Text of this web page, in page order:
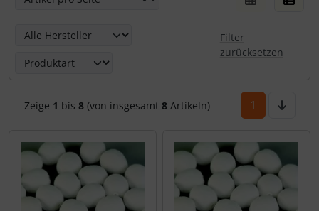
Hier kannst Du die nachfolgenden Artikel nach ihren
Filter
zurücksetzen
Zeige 1 bis 8(von insgesamt 8Artikeln) 1